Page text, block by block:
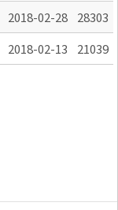
2018-02-28
28303
2018-02-13 21039